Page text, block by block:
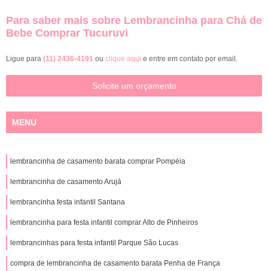
Para saber mais sobre Lembrancinha para Chá de
Bebe Comprar Tucuruvi
Ligue para (11) 2436-4191 ou clique aqui e entre em contato por email.
Solicite um orçamento
MENU
lembrancinha de casamento barata comprar Pompéia
lembrancinha de casamento Arujá
lembrancinha festa infantil Santana
lembrancinha para festa infantil comprar Alto de Pinheiros
lembrancinhas para festa infantil Parque São Lucas
compra de lembrancinha de casamento barata Penha de França